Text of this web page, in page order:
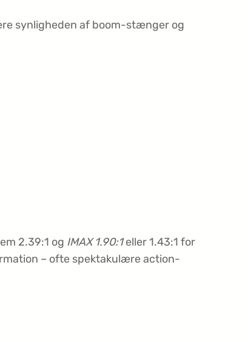
synligheden af boom-stænger og
2.39:1 og IMAX 1.90:1eller 1.43:1 for
– ofte spektakulære action-